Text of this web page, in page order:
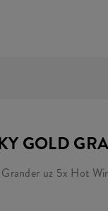
GOLD
uz 5x Hot